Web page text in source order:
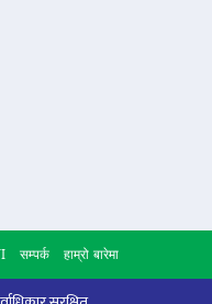
सम्पर्क हाम्रो बारेमा